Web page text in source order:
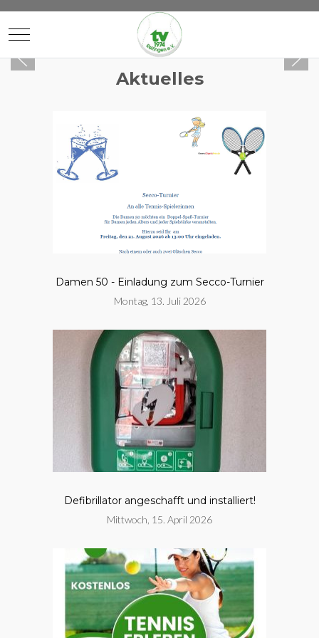
Mobile Menu Toggle
Aktuelles
Damen 50 - Einladung zum Secco-Turnier
Montag, 13. Juli 2026
Defibrillator angeschafft und installiert!
Mittwoch, 15. April 2026